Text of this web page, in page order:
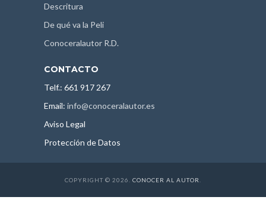
Descritura
De qué va la Peli
Conoceralautor R.D.
CONTACTO
Telf.: 661 917 267
Email: info@conoceralautor.es
Aviso Legal
Protección de Datos
COPYRIGHT © 2026. CONOCER AL AUTOR